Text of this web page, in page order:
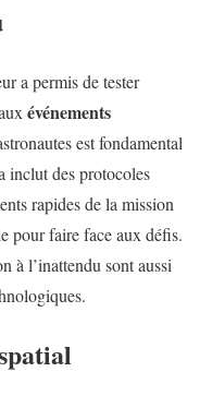
a permis de tester
événements
est fondamental
inclut des protocoles
rapides de la mission
pour faire face aux défis.
à l’inattendu sont aussi